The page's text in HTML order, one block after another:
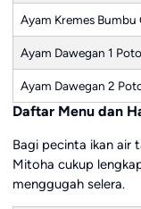
Ayam Kremes Bumbu
Ayam Dawegan 1
Ayam Dawegan 2
Daftar Menu dan
Bagi pecinta ikan air
Mitoha cukup
menggugah selera.